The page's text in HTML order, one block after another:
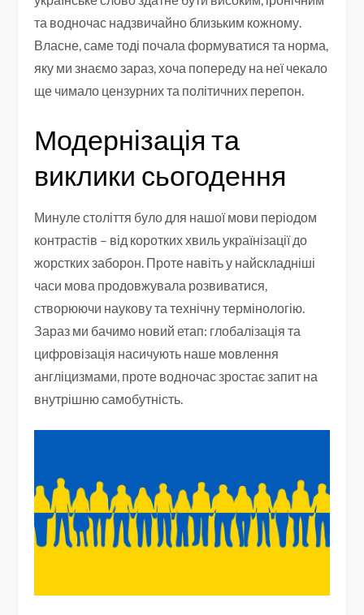
та водночас надзвичайно близьким кожному.
Власне, саме тоді почала формуватися та норма,
яку ми знаємо зараз, хоча попереду на неї чекало
ще чимало цензурних та політичних перепон.
Модернізація та
виклики сьогодення
Минуле століття було для нашої мови періодом
контрастів – від коротких хвиль українізації до
жорстких заборон. Проте навіть у найскладніші
часи мова продовжувала розвиватися,
створюючи наукову та технічну термінологію.
Зараз ми бачимо новий етап: глобалізація та
цифровізація насичують наше мовлення
англіцизмами, проте водночас зростає запит на
внутрішню самобутність.